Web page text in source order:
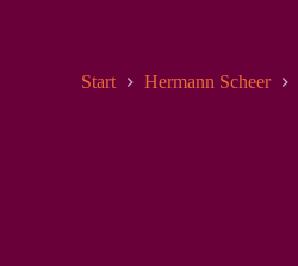
Start Hermann Scheer